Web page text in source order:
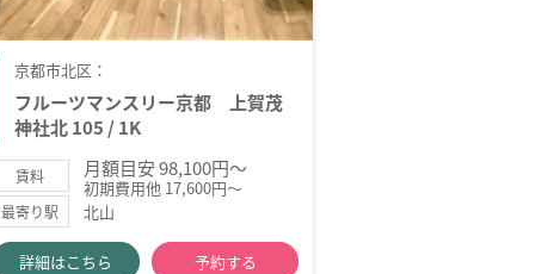
京都市北区：
フルーツマンスリー京都 上賀茂
神社北 105 / 1K
賃料 月額目安 98,100円～
初期費用他 17,600円～
最寄り駅 北山
詳細はこちら 予約する